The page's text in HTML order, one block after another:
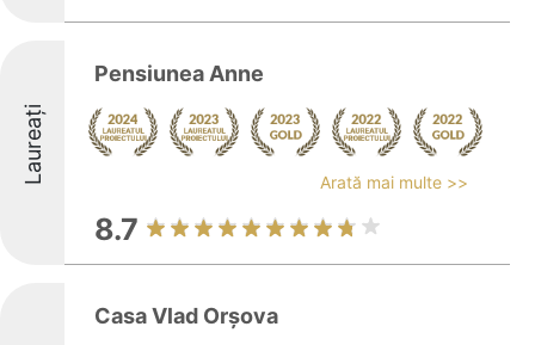
Laureați
Pensiunea Anne
Arată mai multe >>
8.7
Casa Vlad Orşova